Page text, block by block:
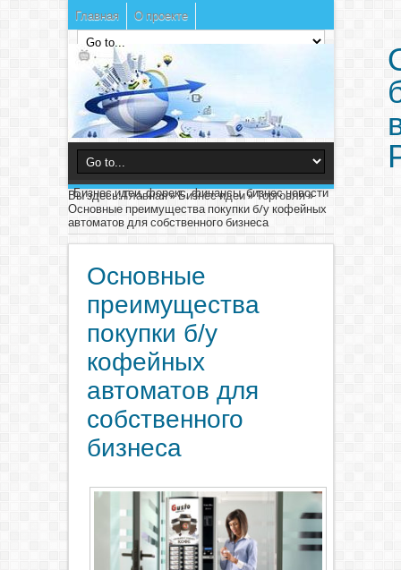
Главная О проекте
Бизнес идеи, форекс, финансы, бизнес новости
Вы здесь:Главная»Бизнес идеи»Торговля»
Основные преимущества покупки б/у кофейных
автоматов для собственного бизнеса
Основные
преимущества
покупки б/у
кофейных
автоматов для
собственного
бизнеса